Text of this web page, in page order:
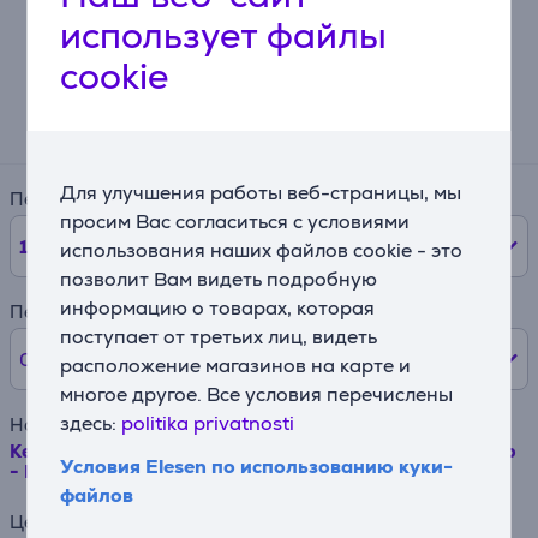
использует файлы
cookie
Для улучшения работы веб-страницы, мы
просим Вас согласиться с условиями
использования наших файлов cookie - это
позволит Вам видеть подробную
информацию о товарах, которая
поступает от третьих лиц, видеть
расположение магазинов на карте и
многое другое. Все условия перечислены
здесь: politika privatnosti
Условия Elesen по использованию куки-
файлов
Лизинговый калькулятор
Ожидаемый ежемесячный платеж
Период
12 мес.
Первый взнос
0% /0 €
Наименование товара
Kenwood - Чаша для приготовления мороженого Товар
- KAX71.000WH
Цена